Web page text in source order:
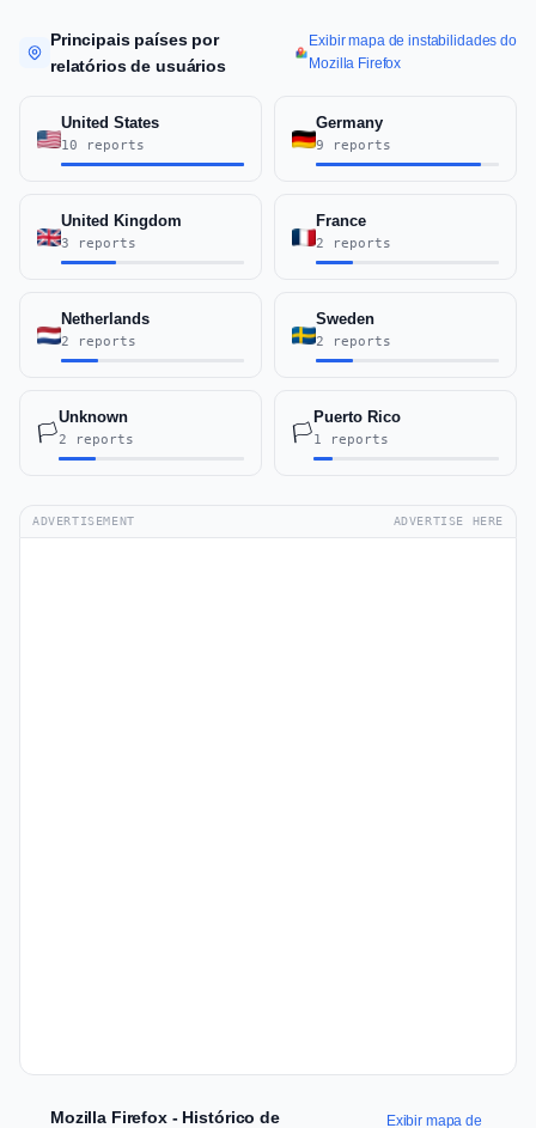
Principais países por
relatórios de usuários
Exibir mapa de instabilidades do
Mozilla Firefox
United States
10 reports
Germany
9 reports
United Kingdom
3 reports
France
2 reports
Netherlands
2 reports
Sweden
2 reports
🏳️
Unknown
2 reports 🏳️
Puerto Rico
1 reports
ADVERTISEMENT ADVERTISE HERE
Mozilla Firefox - Histórico de
Exibir mapa de